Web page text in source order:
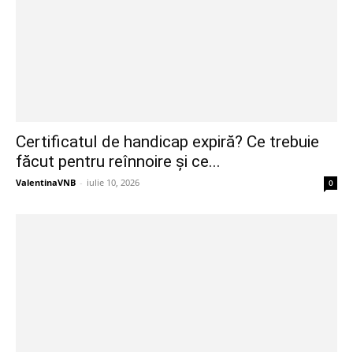
Certificatul de handicap expiră? Ce trebuie
făcut pentru reînnoire și ce...
ValentinaVNB - iulie 10, 2026 0